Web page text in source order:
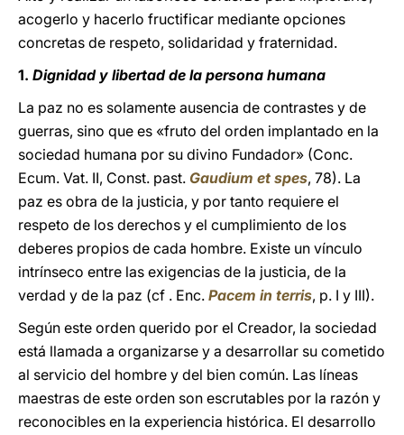
acogerlo y hacerlo fructificar mediante opciones
concretas de respeto, solidaridad y fraternidad.
1. Dignidad y libertad de la persona humana
La paz no es solamente ausencia de contrastes y de
guerras, sino que es «fruto del orden implantado en la
sociedad humana por su divino Fundador» (Conc.
Ecum. Vat. II, Const. past. Gaudium et spes, 78). La
paz es obra de la justicia, y por tanto requiere el
respeto de los derechos y el cumplimiento de los
deberes propios de cada hombre. Existe un vínculo
intrínseco entre las exigencias de la justicia, de la
verdad y de la paz (cf . Enc. Pacem in terris, p. I y III).
Según este orden querido por el Creador, la sociedad
está llamada a organizarse y a desarrollar su cometido
al servicio del hombre y del bien común. Las líneas
maestras de este orden son escrutables por la razón y
reconocibles en la experiencia histórica. El desarrollo